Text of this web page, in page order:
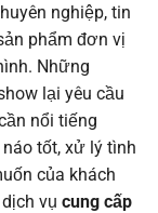
nghiệp, tin
phẩm đơn vị
Những
lại yêu cầu
nổi tiếng
tốt, xử lý tình
của khách
vụ cung cấp